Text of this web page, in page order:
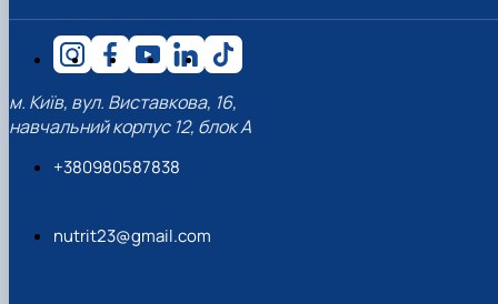
м. Київ, вул. Виставкова, 16,
навчальний корпус 12, блок А
+380980587838
nutrit23@gmail.com